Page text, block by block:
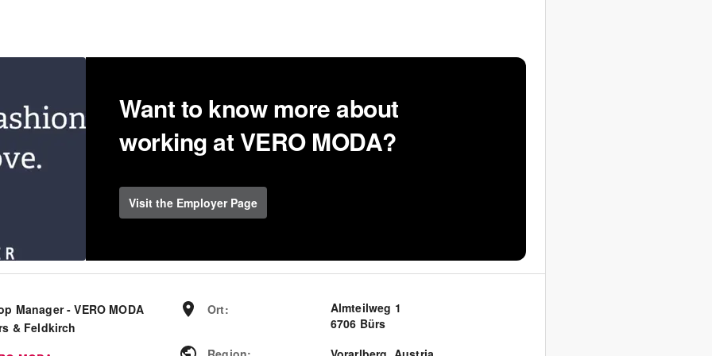
Want to know more about
working at VERO MODA?
Visit the Employer Page
Manager - VERO MODA
& Feldkirch
Ort:
Almteilweg 1
6706 Bürs